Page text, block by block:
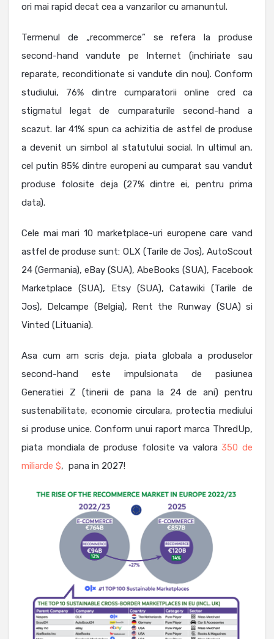
ori mai rapid decat cea a vanzarilor cu amanuntul.
Termenul de „recommerce” se refera la produse
second-hand vandute pe Internet (inchiriate sau
reparate, reconditionate si vandute din nou). Conform
studiului, 76% dintre cumparatorii online cred ca
stigmatul legat de cumparaturile second-hand a
scazut. Iar 41% spun ca achizitia de astfel de produse
a devenit un simbol al statutului social. In ultimul an,
cel putin 85% dintre europeni au cumparat sau vandut
produse folosite deja (27% dintre ei, pentru prima
data).
Cele mai mari 10 marketplace-uri europene care vand
astfel de produse sunt: OLX (Tarile de Jos), AutoScout
24 (Germania), eBay (SUA), AbeBooks (SUA), Facebook
Marketplace (SUA), Etsy (SUA), Catawiki (Tarile de
Jos), Delcampe (Belgia), Rent the Runway (SUA) si
Vinted (Lituania).
Asa cum am scris deja, piata globala a produselor
second-hand este impulsionata de pasiunea
Generatiei Z (tinerii de pana la 24 de ani) pentru
sustenabilitate, economie circulara, protectia mediului
si produse unice. Conform unui raport marca ThredUp,
piata mondiala de produse folosite va valora350 de
miliarde $, pana in 2027!